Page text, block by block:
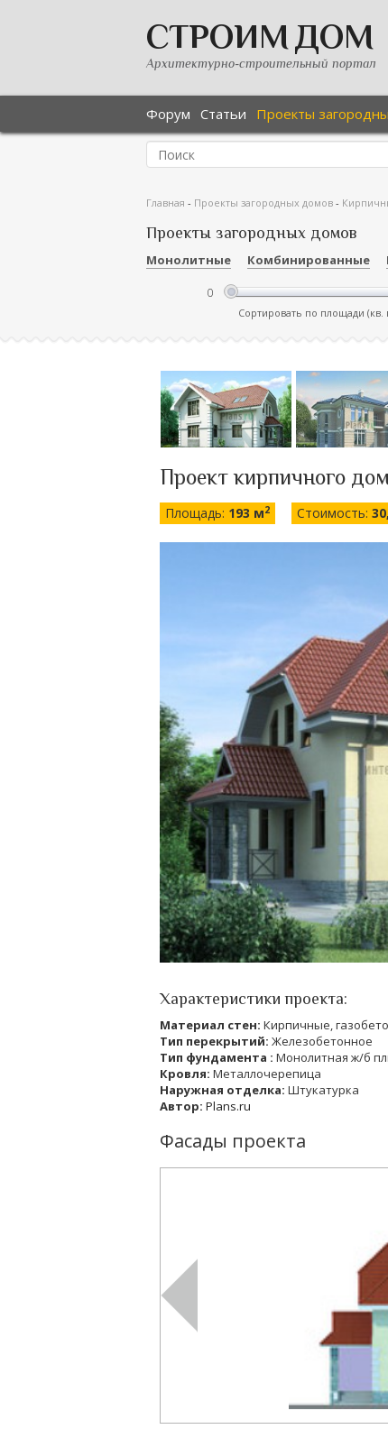
СТРОИМ ДОМ
Архитектурно-строительный портал
Форум Статьи Проекты
Главная - Проекты загородных домов -
Проекты загородных домов
Монолитные Комбинированные
Сортировать по площади (кв.
Проект кирпичного
Площадь: 193 м2 Стоимость:
Характеристики проекта:
Материал стен: Кирпичные,
Тип перекрытий: Железобетонное
Тип фундамента : Монолитная ж/б
Кровля: Металлочерепица
Наружная отделка: Штукатурка
Автор: Plans.ru
Фасады проекта